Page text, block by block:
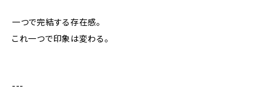
一つで完結する存在感。
これ一つで印象は変わる。
---